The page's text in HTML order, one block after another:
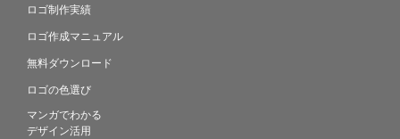
ロゴ制作実績
ロゴ作成マニュアル
無料ダウンロード
ロゴの色選び
マンガでわかる
デザイン活用